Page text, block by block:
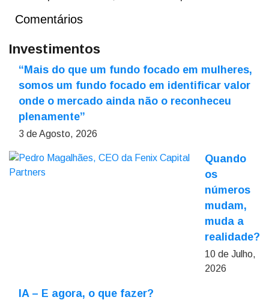
Comentários
Investimentos
“Mais do que um fundo focado em mulheres,
somos um fundo focado em identificar valor
onde o mercado ainda não o reconheceu
plenamente”
3 de Agosto, 2026
Quando
os
números
mudam,
muda a
realidade?
10 de Julho,
2026
IA – E agora, o que fazer?